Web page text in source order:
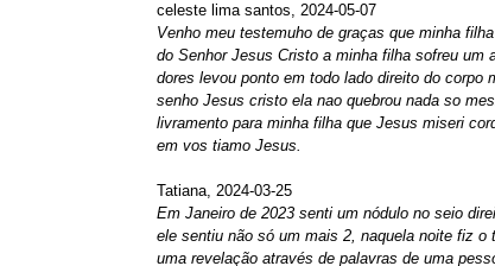
celeste lima santos, 2024-05-07
Venho meu testemuho de graças que minha
do Senhor Jesus Cristo a minha filha sofreu um
dores levou ponto em todo lado direito do corpo
senho Jesus cristo ela nao quebrou nada so
livramento para minha filha que Jesus miseri
em vos tiamo Jesus.
Tatiana, 2024-03-25
Em Janeiro de 2023 senti um nódulo no seio
ele sentiu não só um mais 2, naquela noite fiz
uma revelação através de palavras de uma